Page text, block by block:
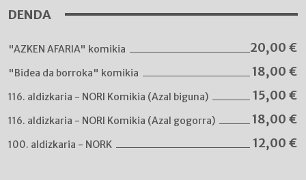
DENDA
"AZKEN AFARIA" komikia 20,00 €
"Bidea da borroka" komikia 18,00 €
116. aldizkaria - NORI Komikia (Azal biguna) 15,00 €
116. aldizkaria - NORI Komikia (Azal gogorra) 18,00 €
100. aldizkaria - NORK 12,00 €